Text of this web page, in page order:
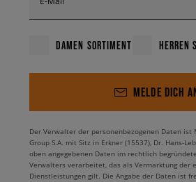
DAMEN SORTIMENT HERREN
MELDE DICH
Der Verwalter der personenbezogenen Daten ist
Group S.A. mit Sitz in Erkner (15537), Dr. Hans-
oben angegebenen Daten im rechtlich
Verwalters verarbeitet, das als Vermarktung der
Dienstleistungen gilt. Die Angabe der Daten ist